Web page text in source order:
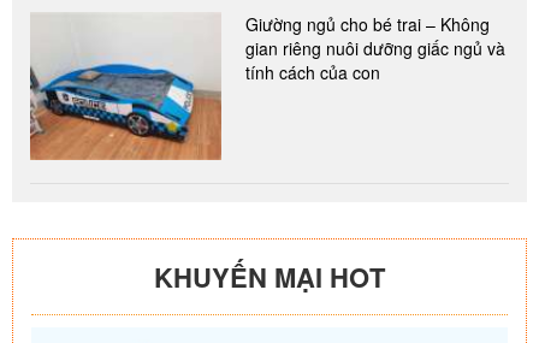
Giường ngủ cho bé trai – Không
gian riêng nuôi dưỡng giấc ngủ và
tính cách của con
KHUYẾN MẠI HOT